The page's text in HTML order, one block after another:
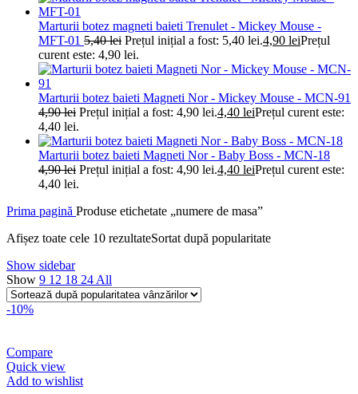
Marturii botez magneti baieti Trenulet - Mickey Mouse -
MFT-01 5,40lei Prețul inițial a fost: 5,40 lei.4,90 leiPrețul
curent este: 4,90 lei.
Marturii botez baieti Magneti Nor - Mickey Mouse - MCN-91
4,90lei Prețul inițial a fost: 4,90 lei.4,40 leiPrețul curent este:
4,40 lei.
Marturii botez baieti Magneti Nor - Baby Boss - MCN-18
4,90lei Prețul inițial a fost: 4,90 lei.4,40 leiPrețul curent este:
4,40 lei.
Prima pagină Produse etichetate „numere de masa”
Afișez toate cele 10 rezultateSortat după popularitate
Show sidebar
Show 9 12 18 24 All
-10%
Compare
Quick view
Add to wishlist